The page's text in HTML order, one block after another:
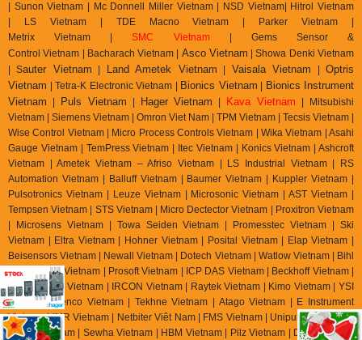
| Sunon Vietnam | Mc Donnell Miller Vietnam | NSD Vietnam| Hitrol Vietnam
| LS Vietnam | TDE Macno Vietnam | Parker Vietnam |
MetrixVietnam |SMC Vietnam| Gems Sensor &
ControlVietnam Bacharach Vietnam | Asco Vietnam |Showa Denki Vietnam
| Sauter Vietnam Land Ametek Vietnam Vaisala Vietnam |Optris
Vietnam | Tetra-K Electronic Vietnam | Bionics Vietnam
Bionics Instrument
Vietnam
Puls Vietnam Hager Vietnam Kava Vietnam | Mitsubishi
Vietnam | Siemens Vietnam | Omron Viet Nam | TPM Vietnam | Tecsis Vietnam |
Wise Control Vietnam | Micro Process Controls Vietnam | Wika Vietnam | Asahi
Gauge Vietnam | TemPress Vietnam | Itec Vietnam | Konics Vietnam | Ashcroft
Vietnam | Ametek Vietnam – Afriso Vietnam | LS Industrial Vietnam | RS
Automation Vietnam | Balluff Vietnam | Baumer Vietnam | Kuppler Vietnam |
Pulsotronics Vietnam | Leuze Vietnam | Microsonic Vietnam | AST Vietnam |
Tempsen Vietnam | STS Vietnam | Micro Dectector Vietnam | Proxitron Vietnam
| Microsens Vietnam | Towa Seiden Vietnam | Promesstec Vietnam | Ski
Vietnam | Eltra Vietnam | Hohner Vietnam | Posital Vietnam | Elap Vietnam |
Beisensors Vietnam | Newall Vietnam | Dotech Vietnam | Watlow Vietnam | Bihl
Weidemann Vietnam | Prosoft Vietnam | ICP DAS Vietnam | Beckhoff Vietnam |
Keller M S R Vietnam | IRCON Vietnam | Raytek Vietnam | Kimo Vietnam | YSI
Vietnam | Jenco Vietnam | Tekhne Vietnam | Atago Vietnam | E Instrument
Vietnam | IMR Vietnam | Netbiter Viêt Nam | FMS Vietnam | Unipulse Vietnam |
Migun Vietnam | Sewha Vietnam | HBM Vietnam | Pilz Vietnam | Dold Vietnam